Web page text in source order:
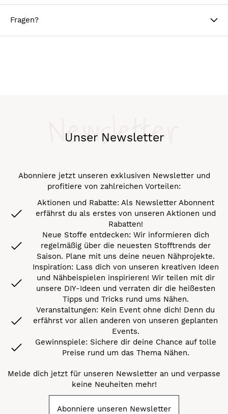
Fragen?
Unser Newsletter
Newsletter
Abonniere jetzt unseren exklusiven Newsletter und
profitiere von zahlreichen Vorteilen:
Aktionen und Rabatte: Als Newsletter Abonnent
erfährst du als erstes von unseren Aktionen und
Rabatten!
Neue Stoffe entdecken: Wir informieren dich
regelmäßig über die neuesten Stofftrends der
Saison. Plane mit uns deine neuen Nähprojekte.
Inspiration: Lass dich von unseren kreativen Ideen
und Nähbeispielen inspirieren! Wir teilen mit dir
unsere DIY-Ideen und verraten dir die heißesten
Tipps und Tricks rund ums Nähen.
Veranstaltungen: Kein Event ohne dich! Denn du
erfährst vor allen anderen von unseren geplanten
Events.
Gewinnspiele: Sichere dir deine Chance auf tolle
Preise rund um das Thema Nähen.
Melde dich jetzt für unseren Newsletter an und verpasse
keine Neuheiten mehr!
Abonniere unseren Newsletter